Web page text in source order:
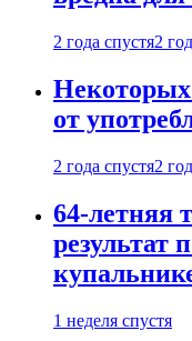
2 года спустя2
Некоторых
от
2 года спустя2
64-летняя
результат
1 неделя спустя